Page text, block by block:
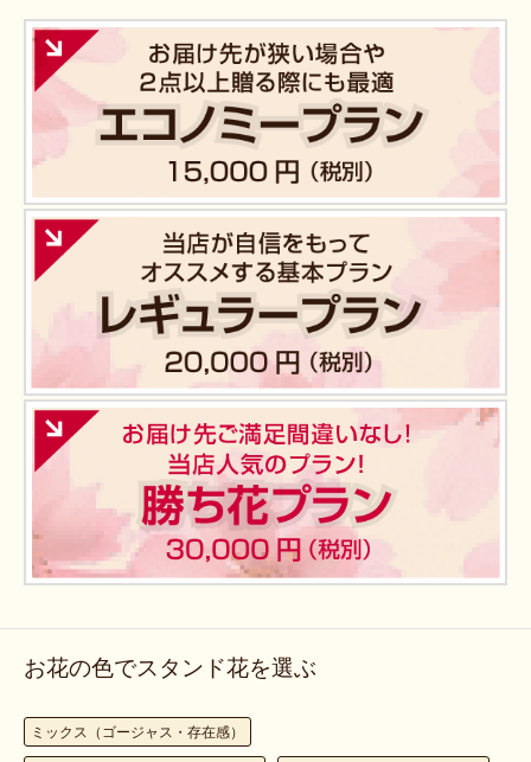
お花の色でスタンド花を選ぶ
ミックス（ゴージャス・存在感）